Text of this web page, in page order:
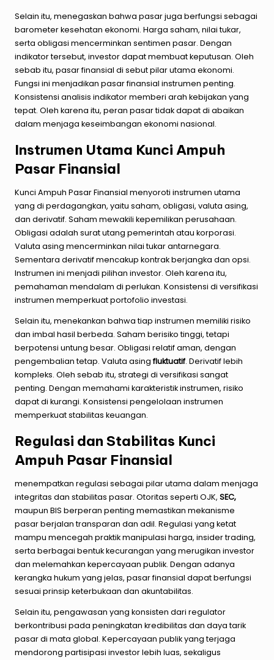
Selain itu, menegaskan bahwa pasar juga berfungsi sebagai
barometer kesehatan ekonomi. Harga saham, nilai tukar,
serta obligasi mencerminkan sentimen pasar. Dengan
indikator tersebut, investor dapat membuat keputusan. Oleh
sebab itu, pasar finansial di sebut pilar utama ekonomi.
Fungsi ini menjadikan pasar finansial instrumen penting.
Konsistensi analisis indikator memberi arah kebijakan yang
tepat. Oleh karena itu, peran pasar tidak dapat di abaikan
dalam menjaga keseimbangan ekonomi nasional.
Instrumen Utama Kunci Ampuh
Pasar Finansial
Kunci Ampuh Pasar Finansial menyoroti instrumen utama
yang di perdagangkan, yaitu saham, obligasi, valuta asing,
dan derivatif. Saham mewakili kepemilikan perusahaan.
Obligasi adalah surat utang pemerintah atau korporasi.
Valuta asing mencerminkan nilai tukar antarnegara.
Sementara derivatif mencakup kontrak berjangka dan opsi.
Instrumen ini menjadi pilihan investor. Oleh karena itu,
pemahaman mendalam di perlukan. Konsistensi di versifikasi
instrumen memperkuat portofolio investasi.
Selain itu, menekankan bahwa tiap instrumen memiliki risiko
dan imbal hasil berbeda. Saham berisiko tinggi, tetapi
berpotensi untung besar. Obligasi relatif aman, dengan
pengembalian tetap. Valuta asingfluktuatif. Derivatif lebih
kompleks. Oleh sebab itu, strategi di versifikasi sangat
penting. Dengan memahami karakteristik instrumen, risiko
dapat di kurangi. Konsistensi pengelolaan instrumen
memperkuat stabilitas keuangan.
Regulasi dan Stabilitas Kunci
Ampuh Pasar Finansial
menempatkan regulasi sebagai pilar utama dalam menjaga
integritas dan stabilitas pasar. Otoritas seperti OJK, SEC,
maupun BIS berperan penting memastikan mekanisme
pasar berjalan transparan dan adil. Regulasi yang ketat
mampu mencegah praktik manipulasi harga, insider trading,
serta berbagai bentuk kecurangan yang merugikan investor
dan melemahkan kepercayaan publik. Dengan adanya
kerangka hukum yang jelas, pasar finansial dapat berfungsi
sesuai prinsip keterbukaan dan akuntabilitas.
Selain itu, pengawasan yang konsisten dari regulator
berkontribusi pada peningkatan kredibilitas dan daya tarik
pasar di mata global. Kepercayaan publik yang terjaga
mendorong partisipasi investor lebih luas, sekaligus